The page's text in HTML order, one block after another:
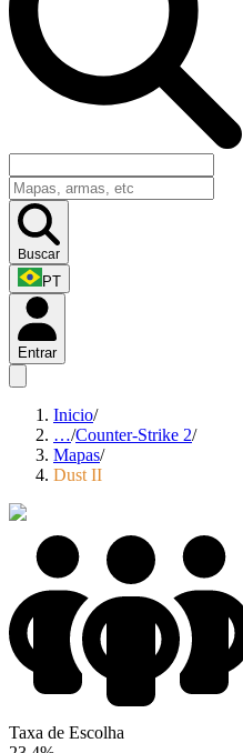
Buscar
PT
Entrar
Inicio/
…/Counter-Strike 2/
Mapas/
Dust II
Taxa de Escolha